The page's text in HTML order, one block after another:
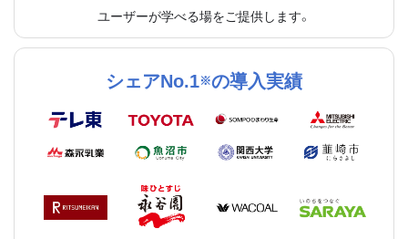
ユーザーが学べる場をご提供します。
シェアNo.1※の導入実績